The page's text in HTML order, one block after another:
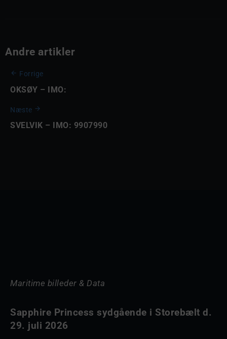
Andre artikler
Forrige
OKSØY – IMO:
Næste
SVELVIK – IMO: 9907990
Maritime billeder & Data
Sapphire Princess sydgående i Storebælt d.
29. juli 2026